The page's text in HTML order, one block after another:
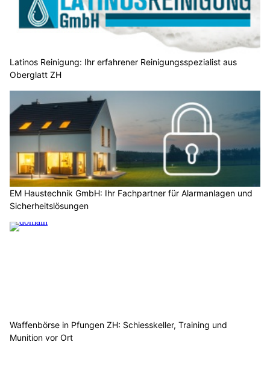
Latinos Reinigung: Ihr erfahrener Reinigungsspezialist aus
Oberglatt ZH
EM Haustechnik GmbH: Ihr Fachpartner für Alarmanlagen und
Sicherheitslösungen
Waffenbörse in Pfungen ZH: Schiesskeller, Training und
Munition vor Ort